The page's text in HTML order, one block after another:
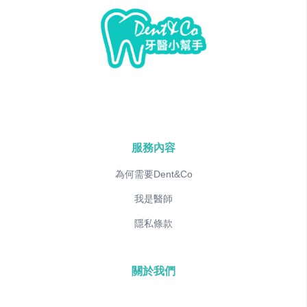
服務內容
為何需要Dent&Co
我是醫師
隱私條款
關於我們